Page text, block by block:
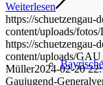
Weiterlesen
https://schuetzengau-
content/uploads/
https://schuetzengau-
content/uploads/
Müller2024-02-20
Gaujugend-